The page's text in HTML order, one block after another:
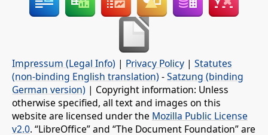
Impressum (Legal Info) | Privacy Policy | Statutes
(non-binding English translation) -Satzung (binding
German version) | Copyright information: Unless
otherwise specified, all text and images on this
website are licensed under the Mozilla Public License
v2.0. “LibreOffice” and “The Document Foundation” are